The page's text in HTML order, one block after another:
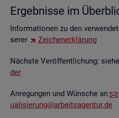
Er­geb­nis­se im
In­for­ma­tio­nen zu den
se­rer
Zei­chen­er­klä­rung
Nächs­te Ver­öf­fent­li­chung: siehe
der
An­re­gun­gen und Wün­sche an
uali​sier​ung@​arb​eits​agen​tur.​de